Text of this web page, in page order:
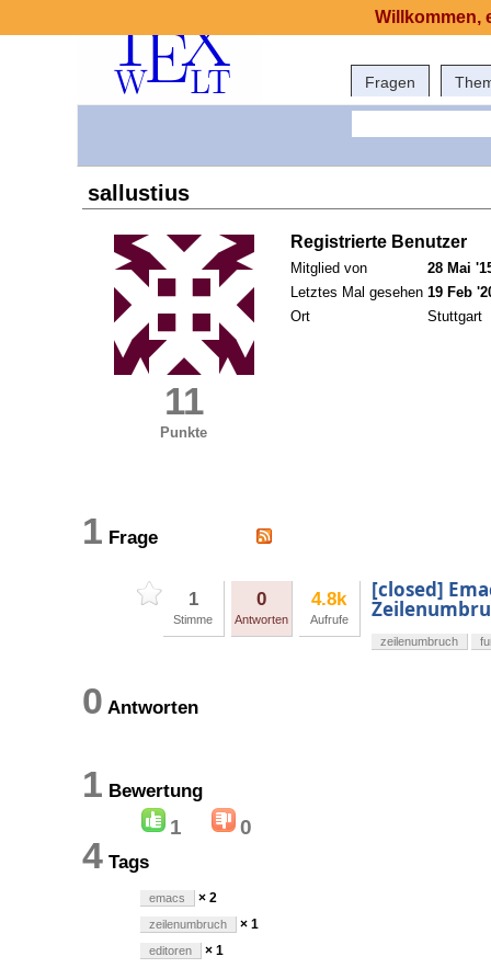
Fragen
sallustius
11
Punkte
Registrierte Benutzer
Mitglied von
28 Mai
Letztes Mal gesehen 19 Feb
Ort
Stuttgart
1 Frage
1
Stimme
0
Antworten
4.8k
Aufrufe
[closed]
zeilenumbruch
0 Antworten
1 Bewertung
1 0
4 Tags
emacs × 2
zeilenumbruch × 1
editoren × 1
Willkommen,